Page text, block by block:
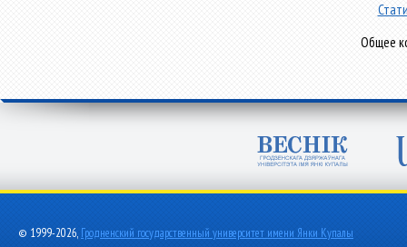
Общее
© 1999-2026, Гродненский государственный университет имени Янки Купалы